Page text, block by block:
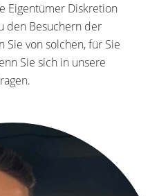
Eigentümer Diskretion
den Besuchern der
von solchen, für Sie
Sie sich in unsere